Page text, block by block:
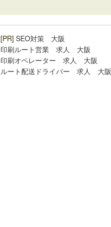
[PR] SEO対策 大阪
印刷ルート営業 求人 大阪
印刷オペレーター 求人 大阪
ルート配送ドライバー 求人 大阪